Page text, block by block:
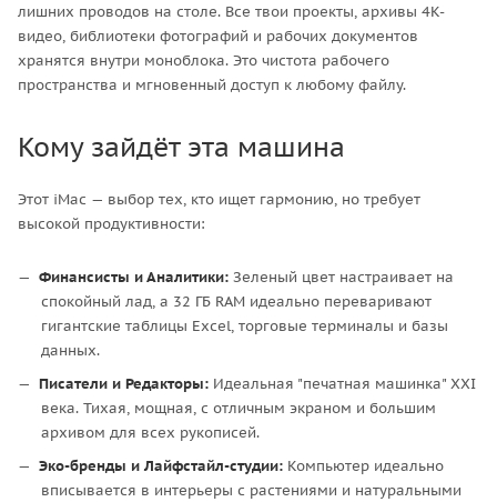
лишних проводов на столе. Все твои проекты, архивы 4K-
видео, библиотеки фотографий и рабочих документов
хранятся внутри моноблока. Это чистота рабочего
пространства и мгновенный доступ к любому файлу.
Кому зайдёт эта машина
Этот iMac — выбор тех, кто ищет гармонию, но требует
высокой продуктивности:
Финансисты и Аналитики: Зеленый цвет настраивает на
спокойный лад, а 32 ГБ RAM идеально переваривают
гигантские таблицы Excel, торговые терминалы и базы
данных.
Писатели и Редакторы: Идеальная "печатная машинка" XXI
века. Тихая, мощная, с отличным экраном и большим
архивом для всех рукописей.
Эко-бренды и Лайфстайл-студии: Компьютер идеально
вписывается в интерьеры с растениями и натуральными